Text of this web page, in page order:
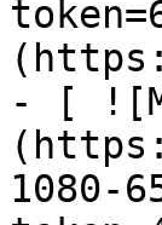
- [
1080-